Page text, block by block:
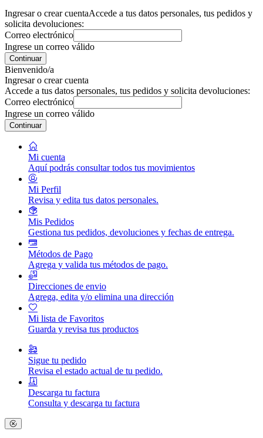
Ingresar o crear cuentaAccede a tus datos personales, tus pedidos y
solicita devoluciones:
Correo electrónico
Ingrese un correo válido
Continuar
Bienvenido/a
Ingresar o crear cuenta
Accede a tus datos personales, tus pedidos y solicita devoluciones:
Correo electrónico
Ingrese un correo válido
Continuar
Mi cuenta
Aquí podrás consultar todos tus movimientos
Mi Perfil
Revisa y edita tus datos personales.
Mis Pedidos
Gestiona tus pedidos, devoluciones y fechas de entrega.
Métodos de Pago
Agrega y valida tus métodos de pago.
Direcciones de envio
Agrega, edita y/o elimina una dirección
Mi lista de Favoritos
Guarda y revisa tus productos
Sigue tu pedido
Revisa el estado actual de tu pedido.
Descarga tu factura
Consulta y descarga tu factura